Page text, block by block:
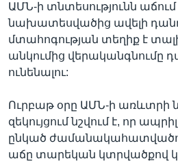
ՖԻԼՄԵՐ
IN ENGLISH
ՄԵՐ ՄԱՍԻՆ
ՄԵՐ ՄԱՍԻՆ
«ԱՄԵՐԻԿԱՅԻ ՁԱՅՆ»-Ի
ՈՒԿՐԱԻՆԱԿԱՆ ՊԱՏԵՐԱԶՄ
Learning English
ՀԵՏԵՒԵՔ ՄԵԶ
ԱՄՆ-ի տնտեսությունն
նախատեսվածից ավելի
մտահոգության տեղիք է
անկումից վերականգնումը
ունենալու:
Ուրբաթ օրը ԱՄՆ-ի առևտրի
զեկույցում նշվում է, որ
ընկած
աճը տարեկան կտրվածքով